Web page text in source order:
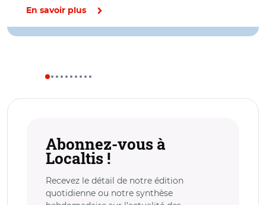
En savoir plus
Abonnez-vous à
Localtis !
Recevez le détail de notre édition
quotidienne ou notre synthèse